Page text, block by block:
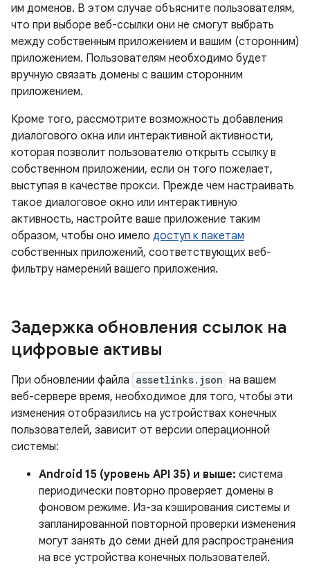
им доменов. В этом случае объясните пользователям,
что при выборе веб-ссылки они не смогут выбрать
между собственным приложением и вашим (сторонним)
приложением. Пользователям необходимо будет
вручную связать домены с вашим сторонним
приложением.
Кроме того, рассмотрите возможность добавления
диалогового окна или интерактивной активности,
которая позволит пользователю открыть ссылку в
собственном приложении, если он того пожелает,
выступая в качестве прокси. Прежде чем настраивать
такое диалоговое окно или интерактивную
активность, настройте ваше приложение таким
образом, чтобы оно имело доступ к пакетам
собственных приложений, соответствующих веб-
фильтру намерений вашего приложения.
Задержка обновления ссылок на
цифровые активы
При обновлении файла assetlinks.json на вашем
веб-сервере время, необходимое для того, чтобы эти
изменения отобразились на устройствах конечных
пользователей, зависит от версии операционной
системы:
Android 15 (уровень API 35) и выше: система
периодически повторно проверяет домены в
фоновом режиме. Из-за кэширования системы и
запланированной повторной проверки изменения
могут занять до семи дней для распространения
на все устройства конечных пользователей.